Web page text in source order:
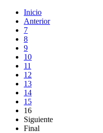
Inicio
Anterior
7
8
9
10
11
12
13
14
15
16
Siguiente
Final